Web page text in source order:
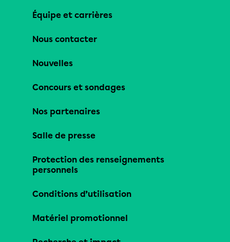
Équipe et carrières
Nous contacter
Nouvelles
Concours et sondages
Nos partenaires
Salle de presse
Protection des renseignements
personnels
Conditions d’utilisation
Matériel promotionnel